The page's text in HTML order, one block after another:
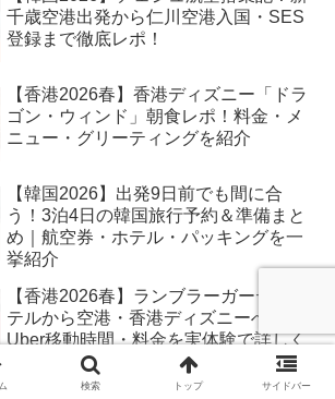
千歳空港出発から仁川空港入国・SES
登録まで徹底レポ！
【香港2026春】香港ディズニー「ドラ
ゴン・ウィンド」朝食レポ！料金・メ
ニュー・グリーティングを紹介
【韓国2026】出発9日前でも間に合
う！3泊4日の韓国旅行予約＆準備まと
め｜航空券・ホテル・パッキングを一
挙紹介
【香港2026春】ランブラーガーデンホ
テルから空港・香港ディズニーへ！
Uber移動時間・料金を実体験で詳しく
検索 トップ サイドバー